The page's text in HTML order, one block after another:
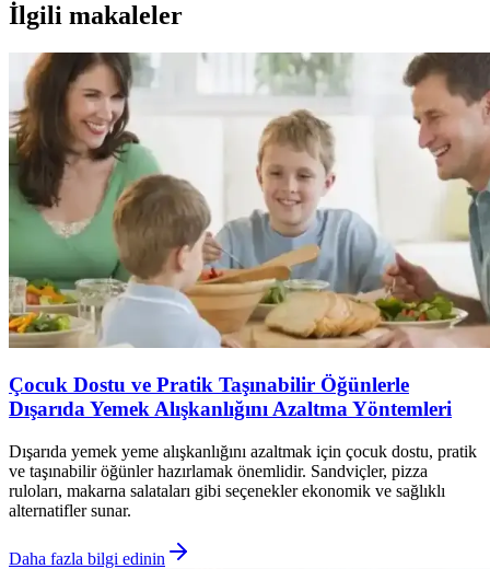
İlgili makaleler
Çocuk Dostu ve Pratik Taşınabilir Öğünlerle
Dışarıda Yemek Alışkanlığını Azaltma Yöntemleri
Dışarıda yemek yeme alışkanlığını azaltmak için çocuk dostu, pratik
ve taşınabilir öğünler hazırlamak önemlidir. Sandviçler, pizza
ruloları, makarna salataları gibi seçenekler ekonomik ve sağlıklı
alternatifler sunar.
Daha fazla bilgi edinin